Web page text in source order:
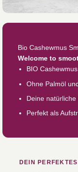
Bio Cashewmus
Welcome to
BIO
Ohne Palmöl
Deine
Perfekt als
DEIN